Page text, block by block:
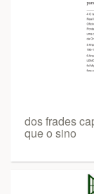
dos frades
que o sino